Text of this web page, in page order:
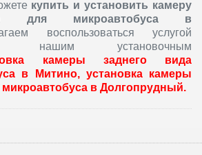
купить и установить камеру
для микроавтобуса
в
воспользоваться услугой
нашим установочным
камеры заднего вида
в Митино, установка камеры
микроавтобуса в Долгопрудный.